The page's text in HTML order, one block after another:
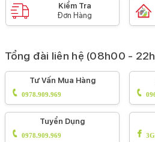
Kiểm Tra
Đơn Hàng
Tổng đài liên hệ (08h00 -
Tư Vấn Mua Hàng
0978.909.969
Tuyển Dụng
0978.909.969